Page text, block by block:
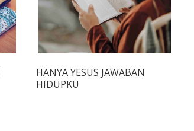
HANYA YESUS JAWABAN
HIDUPKU